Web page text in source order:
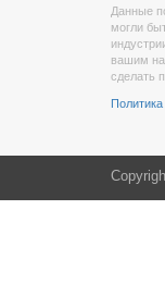
Данные
могли
вашим
сделать